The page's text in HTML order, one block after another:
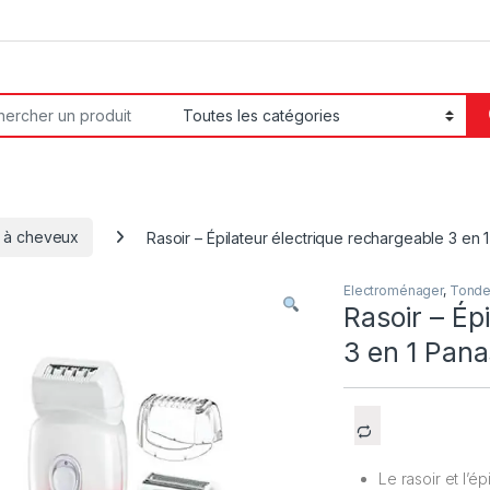
cheveux Rasoir – Épilateur électrique rechargeable 3 en
Electroménager,
Rasoir –
3 en 1
Le rasoir et